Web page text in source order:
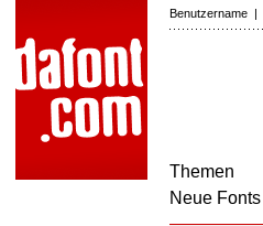
Benutzername |
Themen
Neue Fonts